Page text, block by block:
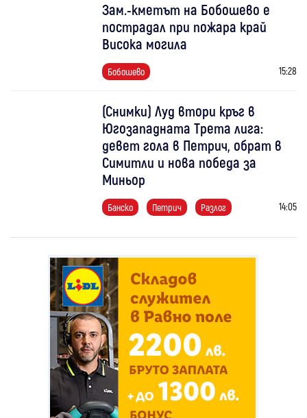
Зам.-кметът на Бобошево е
пострадал при пожара край
Висока могила
Бобошево 15:28
(Снимки) Луд втори кръг в
Югозападната Трета лига:
девет гола в Петрич, обрат в
Симитли и нова победа за
Миньор
Банско Петрич Разлог 14:05